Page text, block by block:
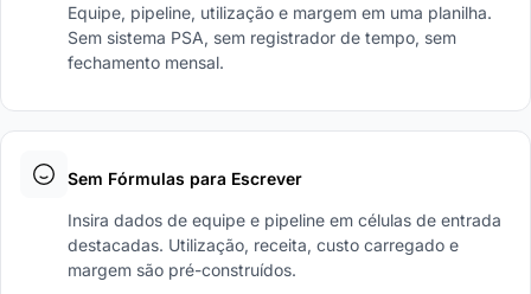
Equipe, pipeline, utilização e margem em uma planilha.
Sem sistema PSA, sem registrador de tempo, sem
fechamento mensal.
Sem Fórmulas para Escrever
Insira dados de equipe e pipeline em células de entrada
destacadas. Utilização, receita, custo carregado e
margem são pré-construídos.